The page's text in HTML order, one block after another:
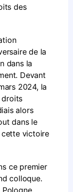
des
de la
dans la
Devant
2024, la
droits
alors
dans le
cette victoire
ce premier
colloque.
Pologne,